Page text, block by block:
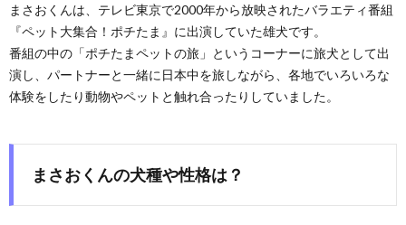
まさおくんは、テレビ東京で2000年から放映されたバラエティ番組
『ペット大集合！ポチたま』に出演していた雄犬です。
番組の中の「ポチたまペットの旅」というコーナーに旅犬として出
演し、パートナーと一緒に日本中を旅しながら、各地でいろいろな
体験をしたり動物やペットと触れ合ったりしていました。
まさおくんの犬種や性格は？